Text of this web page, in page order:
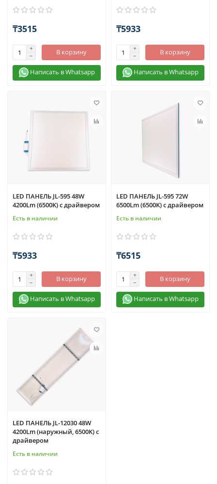
₸3515
В корзину
Написать в Whatsapp
₸5933
В корзину
Написать в Whatsapp
LED ПАНЕЛЬ JL-595 48W
4200Lm (6500K) с драйвером
Есть в наличии
₸5933
В корзину
Написать в Whatsapp
LED ПАНЕЛЬ JL-595 72W
6500Lm (6500K) с драйвером
Есть в наличии
₸6515
В корзину
Написать в Whatsapp
LED ПАНЕЛЬ JL-12030 48W
4200Lm (наружный, 6500K) с
драйвером
Есть в наличии